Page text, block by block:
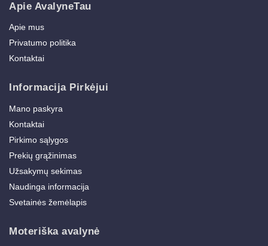
Apie AvalyneTau
Apie mus
Privatumo politika
Kontaktai
Informacija Pirkėjui
Mano paskyra
Kontaktai
Pirkimo sąlygos
Prekių grąžinimas
Užsakymų sekimas
Naudinga informacija
Svetainės žemėlapis
Moteriška avalynė